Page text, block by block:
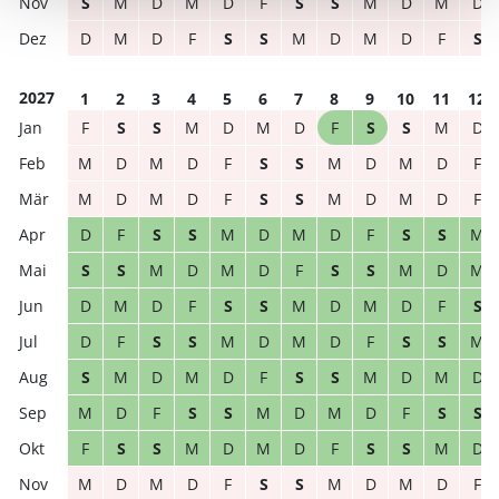
D
M D F S S M D M D F S
2027 1 2 3 4 5 6 7 8 9 10 11
12
F
S S M D M D F S S M
D
M
D M D F S S M D M D
F
M
D M D F S S M D M D
F
D
F S S M D M D F S S
M
S
S M D M D F S S M D
M
D
M D F S S M D M D F
S
D
F S S M D M D F S S
M
S
M D M D F S S M D M
D
M
D F S S M D M D F S
S
F
S S M D M D F S S M
D
M
D M D F S S M D M D F